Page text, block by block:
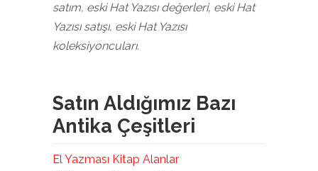
satım, eski Hat Yazısı değerleri, eski Hat
Yazısı satışı, eski Hat Yazısı
koleksiyoncuları.
Satın Aldığımız Bazı
Antika Çeşitleri
El Yazması Kitap Alanlar